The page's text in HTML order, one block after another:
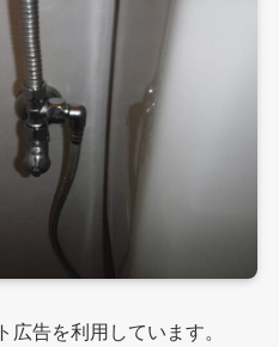
告を利用しています。